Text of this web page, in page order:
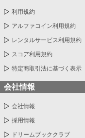
利用規約
アルファコイン利用規約
レンタルサービス利用規約
スコア利用規約
特定商取引法に基づく表示
会社情報
会社情報
採用情報
ドリームブッククラブ